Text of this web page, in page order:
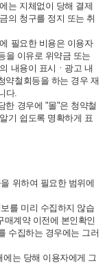
는 지체없이 당해 결제
의 청구를 정지 또는 취
필요한 비용은 이용자
을 이유로 위약금 또는
내용이 표시ㆍ광고 내
약철회등을 하는 경우 재
다.
한 경우에 "몰"은 청약철
기 쉽도록 명확하게 표
위하여 필요한 범위에
를 미리 수집하지 않습
매계약 이전에 본인확인
수집하는 경우에는 그러
에는 당해 이용자에게 그